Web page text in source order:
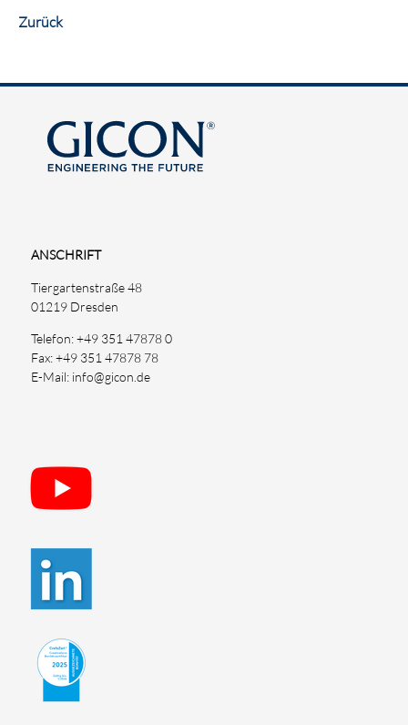
Zurück
ANSCHRIFT
Tiergartenstraße 48
01219 Dresden
Telefon: +49 351 47878 0
Fax: +49 351 47878 78
E-Mail: info@gicon.de